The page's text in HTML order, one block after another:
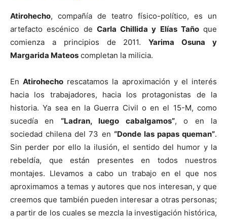
Atirohecho, compañía de teatro físico-político, es un
artefacto escénico de Carla Chillida y Elías Tañoque
comienza a principios de 2011.Yarima Osuna y
Margarida Mateos completan la milicia.
EnAtirohecho rescatamos la aproximación y el interés
hacia los trabajadores, hacia los protagonistas de la
historia. Ya sea en la Guerra Civil o en el 15-M, como
sucedía en “Ladran, luego cabalgamos”, o en la
sociedad chilena del 73 en “Donde las papas queman”.
Sin perder por ello la ilusión, el sentido del humor y la
rebeldía, que están presentes en todos nuestros
montajes. Llevamos a cabo un trabajo en el que nos
aproximamos a temas y autores que nos interesan, y que
creemos que también pueden interesar a otras personas;
a partir de los cuales se mezcla la investigación histórica,